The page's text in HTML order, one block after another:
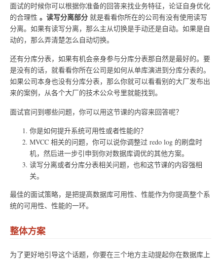
面试的时候你可以根据你准备的回答来找业务特征，论证自身优化
的合理性 。读写分离部分 就是看看你所在的公司有没有使用读写
分离。如果有读写分离，那么主从切换是手动还是自动。如果是自
动的，那么弄清楚怎么自动切换。
还有分库分表，如果有机会亲身参与分库分表那自然是最好的。要
是没有的话，就看看你所在公司是如何从单库演进到分库分表的。
如果公司本身也没有分库分表，那么你就可以看看别的大厂发布出
来的案例，从各个大厂的技术公众号里就能找到。
面试官问到哪些问题，你可以用这节课的内容来回答呢？
你是如何提升系统可用性或者性能的？
MVCC 相关的问题，你可以说你调整过 redo log 的刷盘时
机，然后进一步引申到你对数据库调优的其他方案。
读写分离或者分库分表相关问题，也和这节课的内容强相
关。
最佳的面试策略，是把提高数据库可用性、性能作为你提高整个系
统的可用性、性能的一环。
整体方案
为了更好地引导这个话题，你要在三个地方主动提起你在数据库上